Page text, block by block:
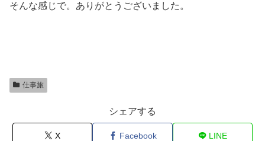
そんな感じで。ありがとうございました。
仕事旅
シェアする
X Facebook LINE